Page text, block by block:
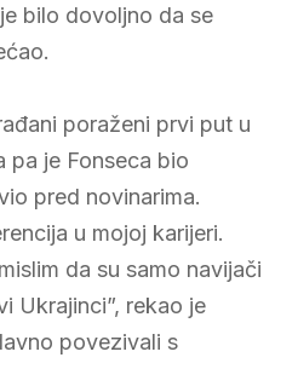
bilo dovoljno da se
poraženi prvi put u
pa je Fonseca bio
pred novinarima.
u mojoj karijeri.
da su samo navijači
Ukrajinci”, rekao je
povezivali s